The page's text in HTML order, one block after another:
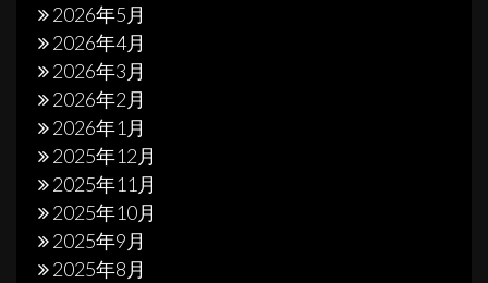
2026年5月
2026年4月
2026年3月
2026年2月
2026年1月
2025年12月
2025年11月
2025年10月
2025年9月
2025年8月